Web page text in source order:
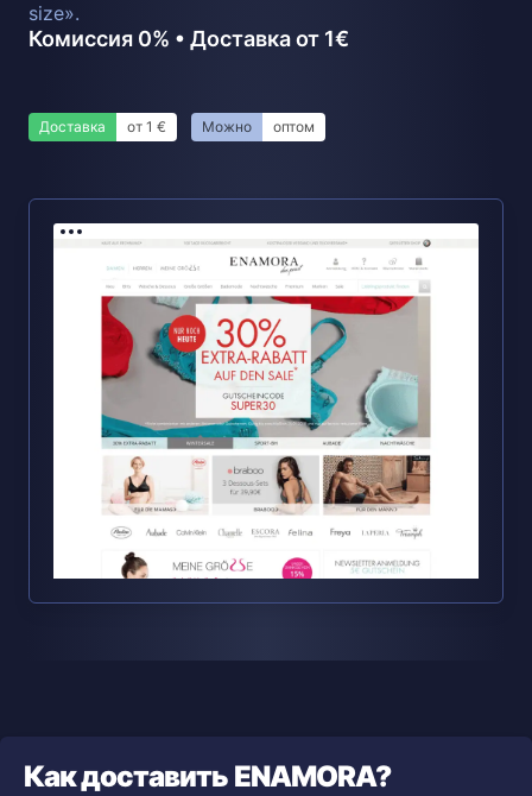
size».
Комиссия 0% • Доставка от 1€
Доставка от 1 € Можно оптом
Как доставить ENAMORA?